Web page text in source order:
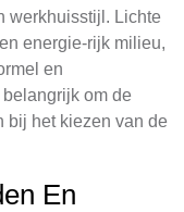
werkhuisstijl. Lichte
energie-rijk milieu,
en
om de
bij het kiezen van de
En